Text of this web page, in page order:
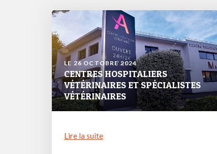
LE 26 OCTOBRE 2024
CENTRES HOSPITALIERS
VÉTÉRINAIRES ET SPÉCIALISTES
VÉTÉRINAIRES
Lire la suite